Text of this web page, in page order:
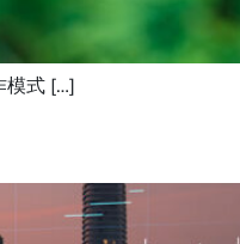
模式 […]